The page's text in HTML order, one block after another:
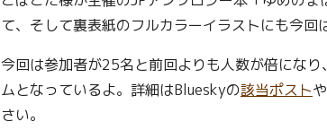
て、そして裏表紙のフルカラーイラストにも今回
今回は参加者が25名と前回よりも人数が倍にな
ムとなっているよ。詳細はBlueskyの該当ポストや
さい。